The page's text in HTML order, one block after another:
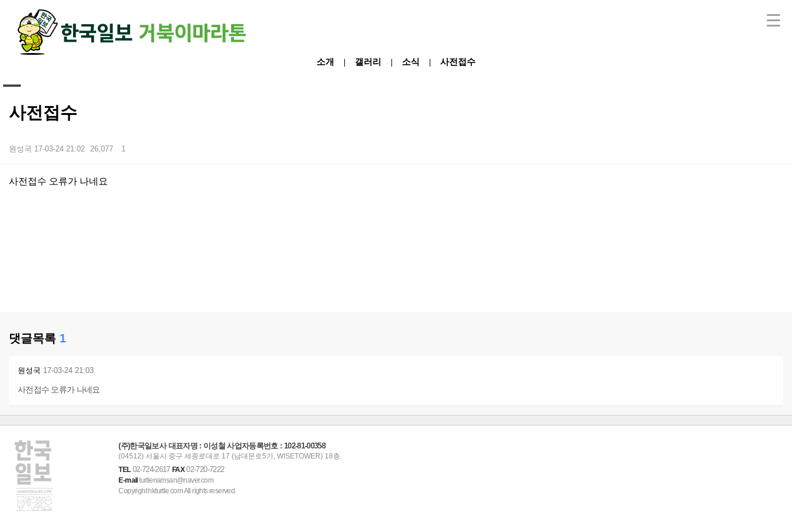
소개 갤러리 소식 사전접수
사전접수
원성국 17-03-24 21:02 26,077 1
본문
사전접수 오류가 나네요
댓글목록 1
원성국 17-03-24 21:03
사전접수 오류가 나네요
하단 영역
(주)한국일보사 대표자명 : 이성철 사업자등록번호 : 102-81-00358
(04512) 서울시 중구 세종로대로 17 (남대문로5가, WISETOWER) 18층
TEL02-724-2617FAX02-720-7222
E-mailturtlenamsan@naver.com
Copyright hkturtle.com All rights reserved.